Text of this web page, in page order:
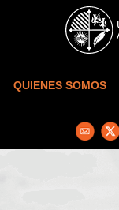
Skip to main content
QUIENES SOMOS